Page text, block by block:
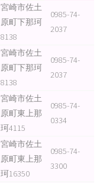
宮崎市佐土
原町下那珂
8138
0985-74-
2037
宮崎市佐土
原町下那珂
8138
0985-74-
2037
宮崎市佐土
原町東上那
珂4115
0985-74-
0334
宮崎市佐土
原町東上那
珂16350
0985-74-
3300